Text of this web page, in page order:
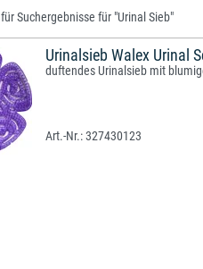
für Suchergebnisse für "Urinal Sieb"
Urinalsieb Walex Urinal
duftendes Urinalsieb mit
327430123